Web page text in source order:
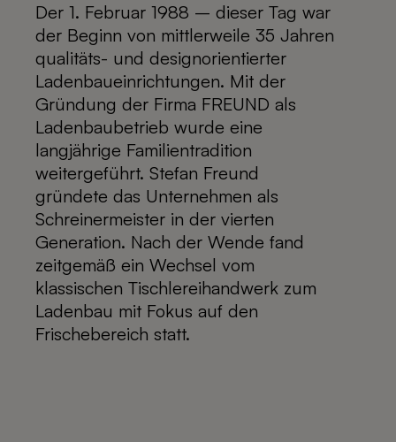
Der 1. Februar 1988 – dieser Tag war
der Beginn von mittlerweile 35 Jahren
qualitäts- und designorientierter
Ladenbaueinrichtungen. Mit der
Gründung der Firma FREUND als
Ladenbaubetrieb wurde eine
langjährige Familientradition
weitergeführt. Stefan Freund
gründete das Unternehmen als
Schreinermeister in der vierten
Generation. Nach der Wende fand
zeitgemäß ein Wechsel vom
klassischen Tischlereihandwerk zum
Ladenbau mit Fokus auf den
Frischebereich statt.